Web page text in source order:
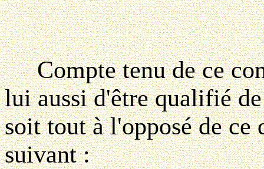
Compte tenu de ce
lui aussi d'être qualifié
soit tout à l'opposé de ce
suivant :